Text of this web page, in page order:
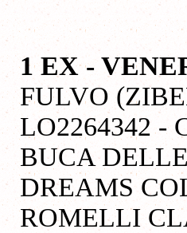
1 EX -
FULVO
LO2264342 -
BUCA
DREAMS
ROMELLI